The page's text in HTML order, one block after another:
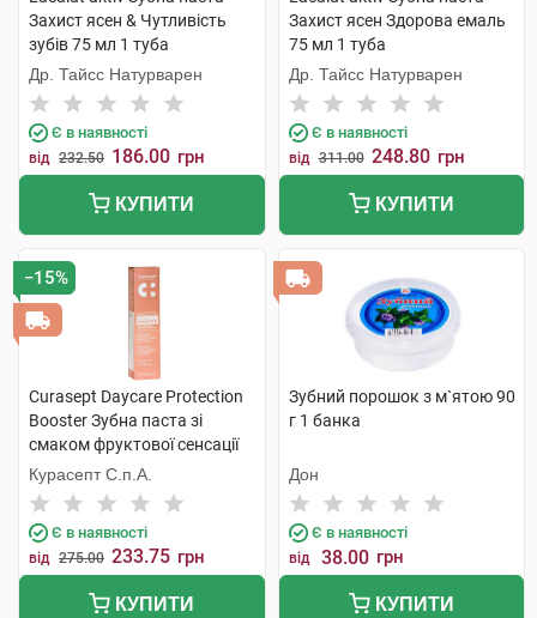
Захист ясен & Чутливість
зубів 75 мл 1 туба
Др. Тайсс Натурварен
Є в наявності
від 232.50 186.00 грн
КУПИТИ
Захист ясен Здорова емаль
75 мл 1 туба
Др. Тайсс Натурварен
Є в наявності
від 311.00 248.80 грн
КУПИТИ
−15%
Curasept Daycare Protection
Booster Зубна паста зі
смаком фруктової сенсації
75 мл 1 туба
Курасепт С.п.А.
Є в наявності
від 275.00 233.75 грн
КУПИТИ
Зубний порошок з м`ятою 90
г 1 банка
Дон
Є в наявності
від 38.00 грн
КУПИТИ